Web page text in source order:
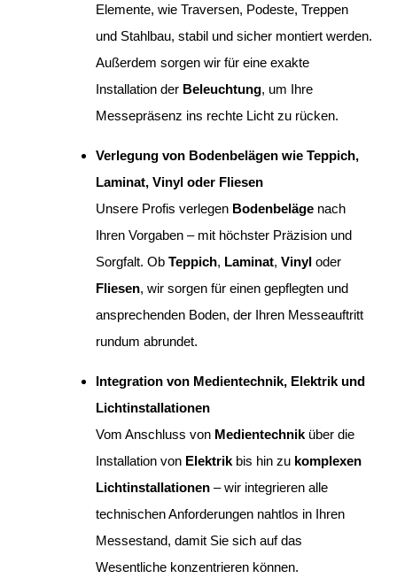
Elemente, wie Traversen, Podeste, Treppen
und Stahlbau, stabil und sicher montiert werden.
Außerdem sorgen wir für eine exakte
Installation der Beleuchtung, um Ihre
Messepräsenz ins rechte Licht zu rücken.
Verlegung von Bodenbelägen wie Teppich,
Laminat, Vinyl oder Fliesen
Unsere Profis verlegen Bodenbeläge nach
Ihren Vorgaben – mit höchster Präzision und
Sorgfalt. Ob Teppich, Laminat, Vinyl oder
Fliesen, wir sorgen für einen gepflegten und
ansprechenden Boden, der Ihren Messeauftritt
rundum abrundet.
Integration von Medientechnik, Elektrik und
Lichtinstallationen
Vom Anschluss von Medientechnik über die
Installation von Elektrik bis hin zu komplexen
Lichtinstallationen – wir integrieren alle
technischen Anforderungen nahtlos in Ihren
Messestand, damit Sie sich auf das
Wesentliche konzentrieren können.